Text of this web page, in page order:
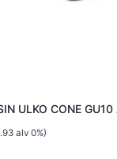
ULKO CONE
alv 0%)